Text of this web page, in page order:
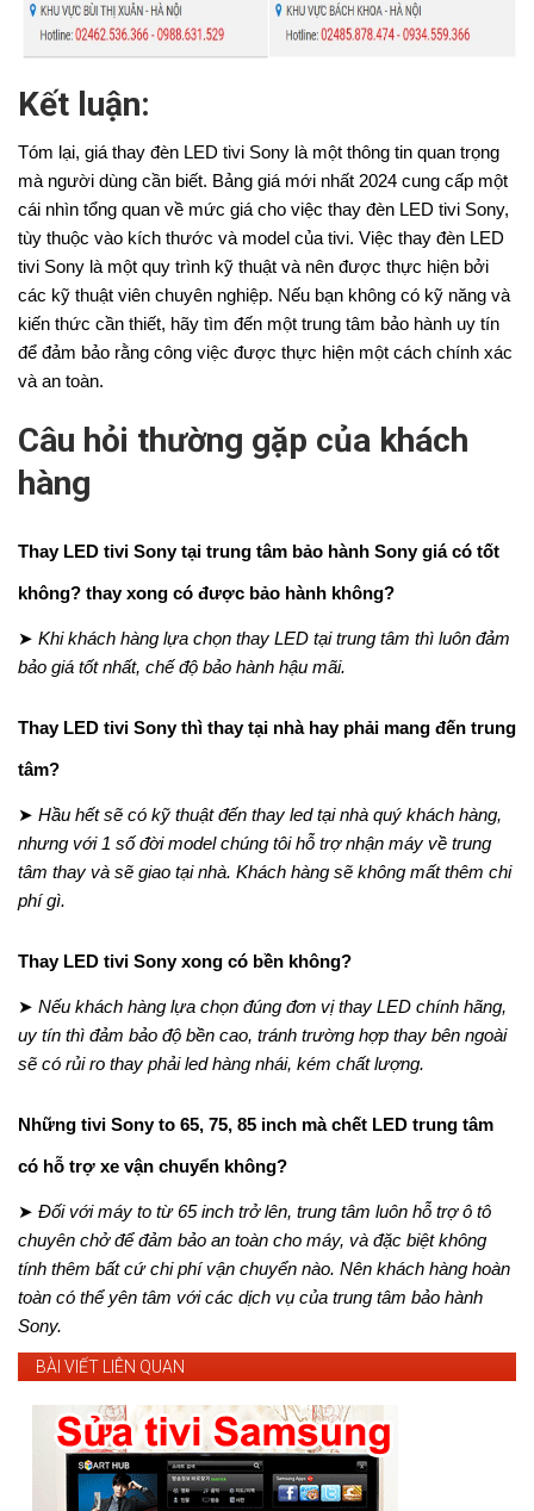
Kết luận:
Tóm lại, giá thay đèn LED tivi Sony là một thông tin quan trọng
mà người dùng cần biết. Bảng giá mới nhất 2024 cung cấp một
cái nhìn tổng quan về mức giá cho việc thay đèn LED tivi Sony,
tùy thuộc vào kích thước và model của tivi. Việc thay đèn LED
tivi Sony là một quy trình kỹ thuật và nên được thực hiện bởi
các kỹ thuật viên chuyên nghiệp. Nếu bạn không có kỹ năng và
kiến thức cần thiết, hãy tìm đến một trung tâm bảo hành uy tín
để đảm bảo rằng công việc được thực hiện một cách chính xác
và an toàn.
Câu hỏi thường gặp của khách
hàng
Thay LED tivi Sony tại trung tâm bảo hành Sony giá có tốt
không? thay xong có được bảo hành không?
➤ Khi khách hàng lựa chọn thay LED tại trung tâm thì luôn đảm
bảo giá tốt nhất, chế độ bảo hành hậu mãi.
Thay LED tivi Sony thì thay tại nhà hay phải mang đến trung
tâm?
➤ Hầu hết sẽ có kỹ thuật đến thay led tại nhà quý khách hàng,
nhưng với 1 số đời model chúng tôi hỗ trợ nhận máy về trung
tâm thay và sẽ giao tại nhà. Khách hàng sẽ không mất thêm chi
phí gì.
Thay LED tivi Sony xong có bền không?
➤ Nếu khách hàng lựa chọn đúng đơn vị thay LED chính hãng,
uy tín thì đảm bảo độ bền cao, tránh trường hợp thay bên ngoài
sẽ có rủi ro thay phải led hàng nhái, kém chất lượng.
Những tivi Sony to 65, 75, 85 inch mà chết LED trung tâm
có hỗ trợ xe vận chuyển không?
➤ Đối với máy to từ 65 inch trở lên, trung tâm luôn hỗ trợ ô tô
chuyên chở để đảm bảo an toàn cho máy, và đặc biệt không
tính thêm bất cứ chi phí vận chuyển nào. Nên khách hàng hoàn
toàn có thể yên tâm với các dịch vụ của trung tâm bảo hành
Sony.
BÀI VIẾT LIÊN QUAN